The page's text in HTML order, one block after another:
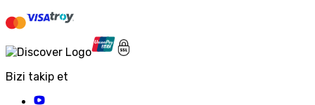
Bizi takip et